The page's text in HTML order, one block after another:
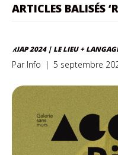
ARTICLES BALISÉS
RIAP 2024 | LE LIEU +
Par Info | 5 septembre